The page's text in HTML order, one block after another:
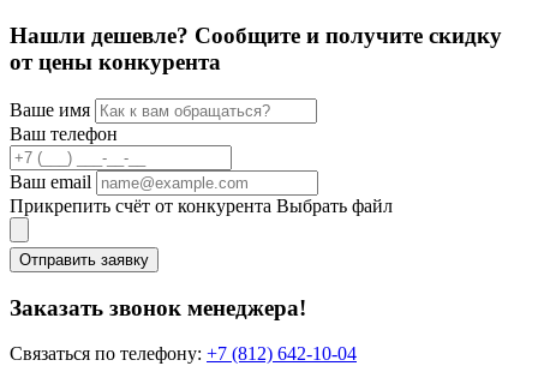
Нашли дешевле? Сообщите и получите скидку
от цены конкурента
Ваше имя
Ваш телефон
Ваш email
Прикрепить счёт от конкурента Выбрать файл
Отправить заявку
Заказать звонок менеджера!
Связаться по телефону: +7 (812) 642-10-04